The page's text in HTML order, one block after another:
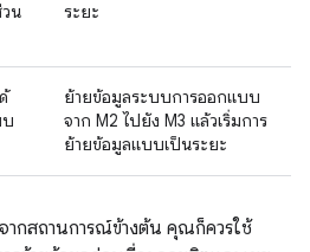
น
ระยะ
ย้ายข้อมูลระบบการออกแบบ
จาก M2 ไปยัง M3 แล้วเริ่มการ
ย้ายข้อมูลแบบเป็นระยะ
กสถานการณ์ข้างต้น คุณก็ควรใช้